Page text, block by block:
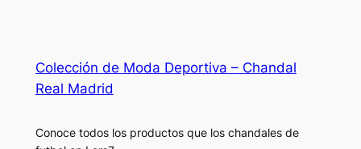
Colección de Moda Deportiva – Chandal
Real Madrid
Conoce todos los productos que los chandales de